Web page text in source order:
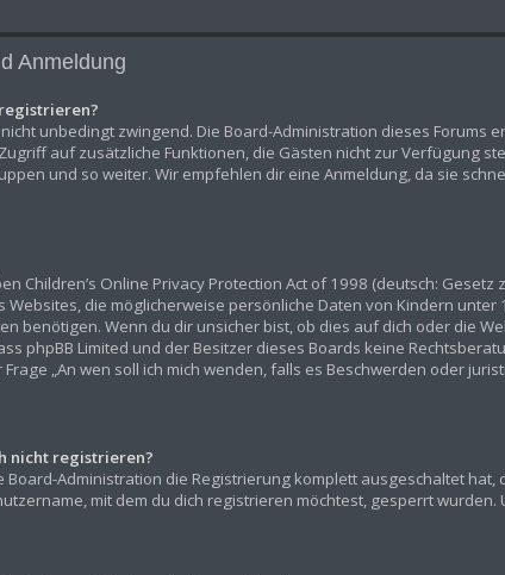
Anmeldung
unbedingt zwingend. Die Board-Administration dieses
auf zusätzliche Funktionen, die Gästen nicht zur Verfügung
und so weiter. Wir empfehlen dir eine Anmeldung, da sie
Children’s Online Privacy Protection Act of 1998 (deutsch:
Websites, die möglicherweise persönliche Daten von Kindern
benötigen. Wenn du dir unsicher bist, ob dies auf dich oder die
phpBB Limited und der Besitzer dieses Boards keine
„An wen soll ich mich wenden, falls es Beschwerden oder
nicht registrieren?
Board-Administration die Registrierung komplett ausgeschaltet
mit dem du dich registrieren möchtest, gesperrt